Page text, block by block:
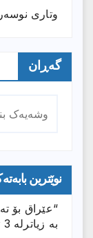
وتارى
گەڕان
نوێترین
بە زیاترلە 3 ترلیۆن دیناری دیکە هەیە”